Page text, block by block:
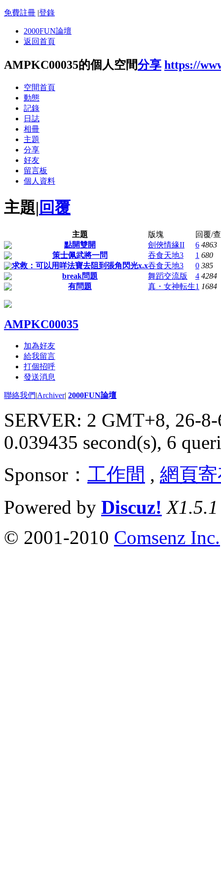
免費註冊 |登錄
2000FUN論壇
返回首頁
AMPKC00035的個人空間分享 https://
空間首頁
動態
記錄
日誌
相冊
主題
分享
好友
留言板
個人資料
主題| 回覆
主題 版塊
回覆/
點開雙開
劍俠情緣II 6 4863
策士佩武將一問
吞食天地3 1 680
求救：可以用咩法寶去阻到張角閃光x.x吞食天地3 0 385
break問題
舞蹈交流版 4 4284
有問題
真・女神転生1 1684
AMPKC00035
加為好友
給我留言
打個招呼
發送消息
聯絡我們|Archiver| 2000FUN論壇
SERVER: 2 GMT+8, 26-
0.039435 second(s), 6
Sponsor： 工作間 , 網頁
Powered by Discuz! X1.5.1
© 2001-2010 Comsenz Inc.